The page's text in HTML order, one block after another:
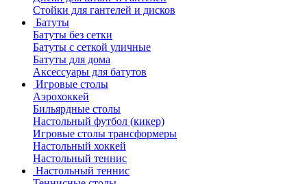
Стойки для гантелей и дисков
Батуты
Батуты без сетки
Батуты с сеткой уличные
Батуты для дома
Аксессуары для батутов
Игровые столы
Аэрохоккей
Бильярдные столы
Настольный футбол (кикер)
Игровые столы трансформеры
Настольный хоккей
Настольный теннис
Настольный теннис